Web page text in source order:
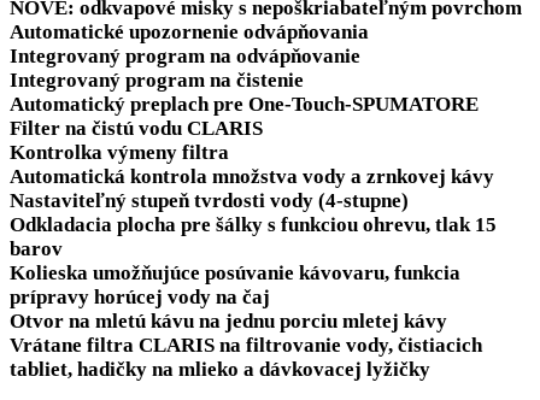
NOVÉ: odkvapové misky s nepoškriabateľným povrchom
Automatické upozornenie odvápňovania
Integrovaný program na odvápňovanie
Integrovaný program na čistenie
Automatický preplach pre One-Touch-SPUMATORE
Filter na čistú vodu CLARIS
Kontrolka výmeny filtra
Automatická kontrola množstva vody a zrnkovej kávy
Nastaviteľný stupeň tvrdosti vody (4-stupne)
Odkladacia plocha pre šálky s funkciou ohrevu, tlak 15
barov
Kolieska umožňujúce posúvanie kávovaru, funkcia
prípravy horúcej vody na čaj
Otvor na mletú kávu na jednu porciu mletej kávy
Vrátane filtra CLARIS na filtrovanie vody, čistiacich
tabliet, hadičky na mlieko a dávkovacej lyžičky